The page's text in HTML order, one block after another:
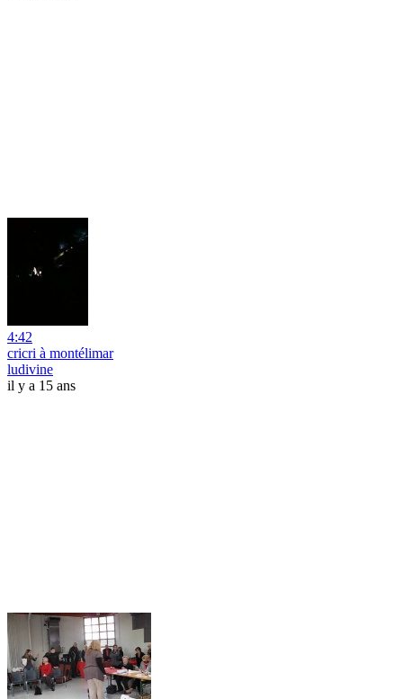
4:42
cricri à montélimar
ludivine
il y a 15 ans